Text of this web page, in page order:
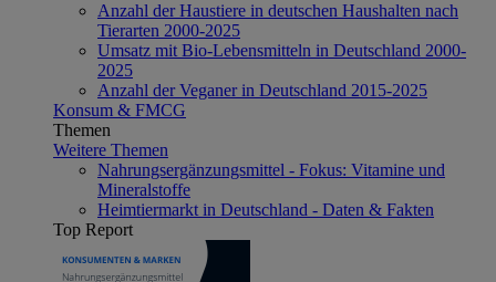
Anzahl der Haustiere in deutschen Haushalten nach
Tierarten 2000-2025
Umsatz mit Bio-Lebensmitteln in Deutschland 2000-
2025
Anzahl der Veganer in Deutschland 2015-2025
Konsum & FMCG
Themen
Weitere Themen
Nahrungsergänzungsmittel - Fokus: Vitamine und
Mineralstoffe
Heimtiermarkt in Deutschland - Daten & Fakten
Top Report